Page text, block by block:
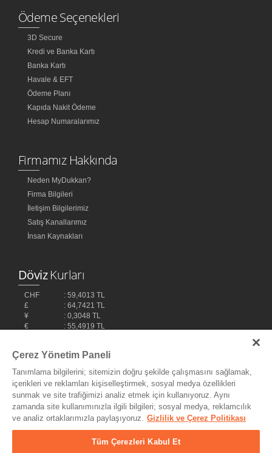
Ödeme Seçenekleri
3D Secure
Kredi ve Banka Kartı
Banka Kartı
Havale & EFT
Ödeme Planı
Kapıda Nakit Ödeme
Hesap Numaralarımız
Firmamız Hakkında
Neden MyDukkan?
Firma Bilgileri
İletişim Bilgilerimiz
Satış Kanallarımız
İnsan Kaynakları
DövizKurları
CHF
: 59,4013 TL
£
: 64,7421 TL
¥
: 0,3048 TL
€
: 55,4919 TL
Bilişim Teknolojileri,
Çerez Yönetim Paneli
Tanımlama bilgilerini; sitemizin doğru şekilde çalışmasını sağlamak,
içerikleri ve reklamları kişiselleştirmek, sosyal medya özellikleri
sunmak ve site trafiğimizi analiz etmek için kullanıyoruz. Aynı
zamanda site kullanımınızla ilgili bilgileri; sosyal medya, reklamcılık
ve analiz ortaklarımızla paylaşıyoruz. Gizlilik ve Çerez Politikası
Tüm Çerezleri Kabul Et